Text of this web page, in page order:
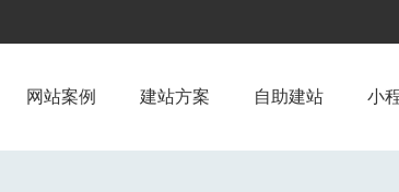
网站案例 建站方案 自助建站 小